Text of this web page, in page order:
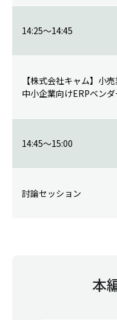
14:25～14:45
【株式会社キャム】小
中小企業向けERPベン
14:45～15:00
討論セッション
本